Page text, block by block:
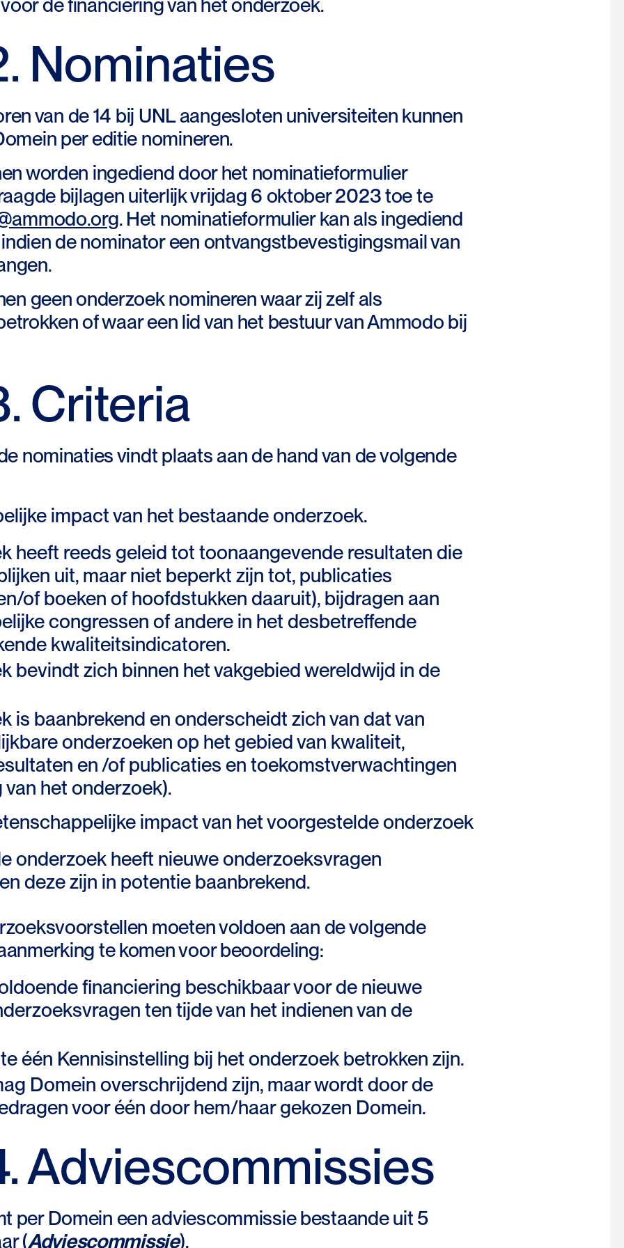
de financiering van het onderzoek.
Nominaties
van de 14 bij UNL aangesloten universiteiten kunnen
per editie nomineren.
worden ingediend door het nominatieformulier
bijlagen uiterlijk vrijdag 6 oktober 2023 toe te
. Het nominatieformulier kan als ingediend
de nominator een ontvangstbevestigingsmail van
geen onderzoek nomineren waar zij zelf als
of waar een lid van het bestuur van Ammodo bij
Criteria
nominaties vindt plaats aan de hand van de volgende
impact van het bestaande onderzoek.
heeft reeds geleid tot toonaangevende resultaten die
uit, maar niet beperkt zijn tot, publicaties
of boeken of hoofdstukken daaruit), bijdragen aan
congressen of andere in het desbetreffende
kwaliteitsindicatoren.
bevindt zich binnen het vakgebied wereldwijd in de
is baanbrekend en onderscheidt zich van dat van
onderzoeken op het gebied van kwaliteit,
en /of publicaties en toekomstverwachtingen
het onderzoek).
impact van het voorgestelde onderzoek
onderzoek heeft nieuwe onderzoeksvragen
deze zijn in potentie baanbrekend.
moeten voldoen aan de volgende
te komen voor beoordeling:
financiering beschikbaar voor de nieuwe
ten tijde van het indienen van de
één Kennisinstelling bij het onderzoek betrokken zijn.
Domein overschrijdend zijn, maar wordt door de
voor één door hem/haar gekozen Domein.
Adviescommissies
per Domein een adviescommissie bestaande uit 5
(Adviescommissie).